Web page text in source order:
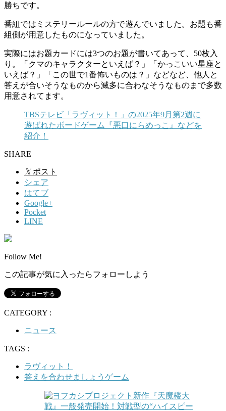
勝ちです。
番組ではミステリールールの方で遊んでいました。お題も番
組側が用意したものになっていました。
実際にはお題カードには3つのお題が書いてあって、50枚入
り。「クマのキャラクターといえば？」「かっこいい星座と
いえば？」「この世で1番怖いものは？」などなど、他人と
答えが合いそうなものから滅多に合わなそうなものまで多数
用意されてます。
TBSテレビ「ラヴィット！」の2025年9月第2週に
遊ばれたボードゲーム『悪口にらめっこ』などを
紹介！
SHARE
𝕏 ポスト
シェア
はてブ
Google+
Pocket
LINE
Follow Me!
この記事が気に入ったらフォローしよう
CATEGORY :
ニュース
TAGS :
ラヴィット！
答えを合わせましょうゲーム